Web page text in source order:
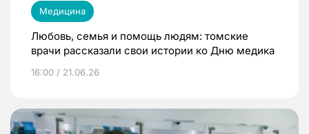
Медицина
Любовь, семья и помощь людям: томские
врачи рассказали свои истории ко Дню медика
16:00 / 21.06.26